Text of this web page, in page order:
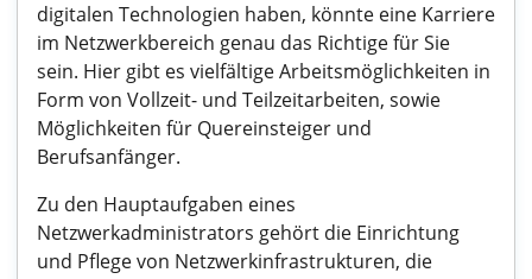
digitalen Technologien haben, könnte eine Karriere
im Netzwerkbereich genau das Richtige für Sie
sein. Hier gibt es vielfältige Arbeitsmöglichkeiten in
Form von Vollzeit- und Teilzeitarbeiten, sowie
Möglichkeiten für Quereinsteiger und
Berufsanfänger.
Zu den Hauptaufgaben eines
Netzwerkadministrators gehört die Einrichtung
und Pflege von Netzwerkinfrastrukturen, die